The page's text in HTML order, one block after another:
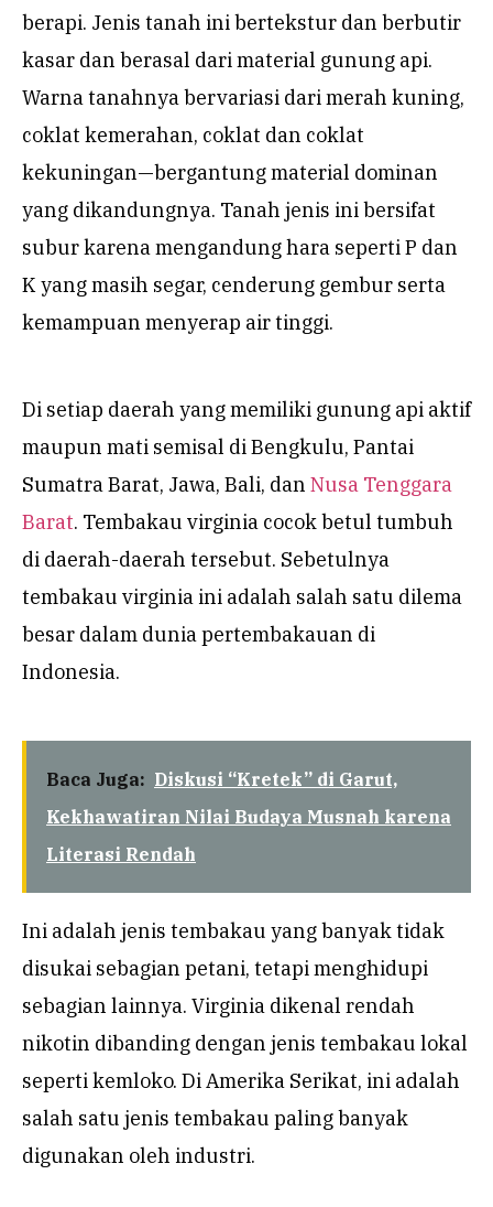
berapi. Jenis tanah ini bertekstur dan berbutir
kasar dan berasal dari material gunung api.
Warna tanahnya bervariasi dari merah kuning,
coklat kemerahan, coklat dan coklat
kekuningan—bergantung material dominan
yang dikandungnya. Tanah jenis ini bersifat
subur karena mengandung hara seperti P dan
K yang masih segar, cenderung gembur serta
kemampuan menyerap air tinggi.
Di setiap daerah yang memiliki gunung api aktif
maupun mati semisal di Bengkulu, Pantai
Sumatra Barat, Jawa, Bali, dan Nusa Tenggara
Barat. Tembakau virginia cocok betul tumbuh
di daerah-daerah tersebut. Sebetulnya
tembakau virginia ini adalah salah satu dilema
besar dalam dunia pertembakauan di
Indonesia.
Baca Juga: Diskusi “Kretek” di Garut,
Kekhawatiran Nilai Budaya Musnah karena
Literasi Rendah
Ini adalah jenis tembakau yang banyak tidak
disukai sebagian petani, tetapi menghidupi
sebagian lainnya. Virginia dikenal rendah
nikotin dibanding dengan jenis tembakau lokal
seperti kemloko. Di Amerika Serikat, ini adalah
salah satu jenis tembakau paling banyak
digunakan oleh industri.